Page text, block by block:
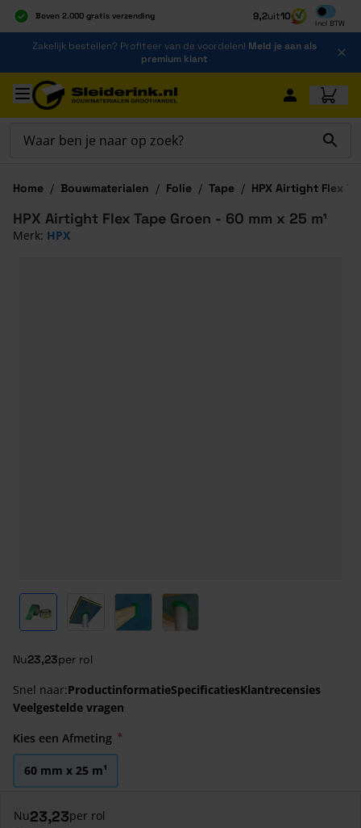
Boven 2.000 gratis verzending
Al 40 jaar dé specialist
Alles onder één dak
9,2uit10
Incl BTW
Inclusief
Ga naar de inhoud
Zakelijk bestellen? Profiteer van de voordelen! Meld je aan als
premium klant
Ga naar hoofdinhoud
Home / Bouwmaterialen / Folie / Tape / HPX Airtight Flex
View larger imageView larger image
View larger imageView larger image
Nu23,23per rol
HPX Airtight Flex Tape Groen - 60 mm x 25 m¹
Merk: HPX
Snel naar:ProductinformatieSpecificatiesKlantrecensies
Veelgestelde vragen
Kies een Afmeting
60 mm x 25 m¹
Nu23,23per rol